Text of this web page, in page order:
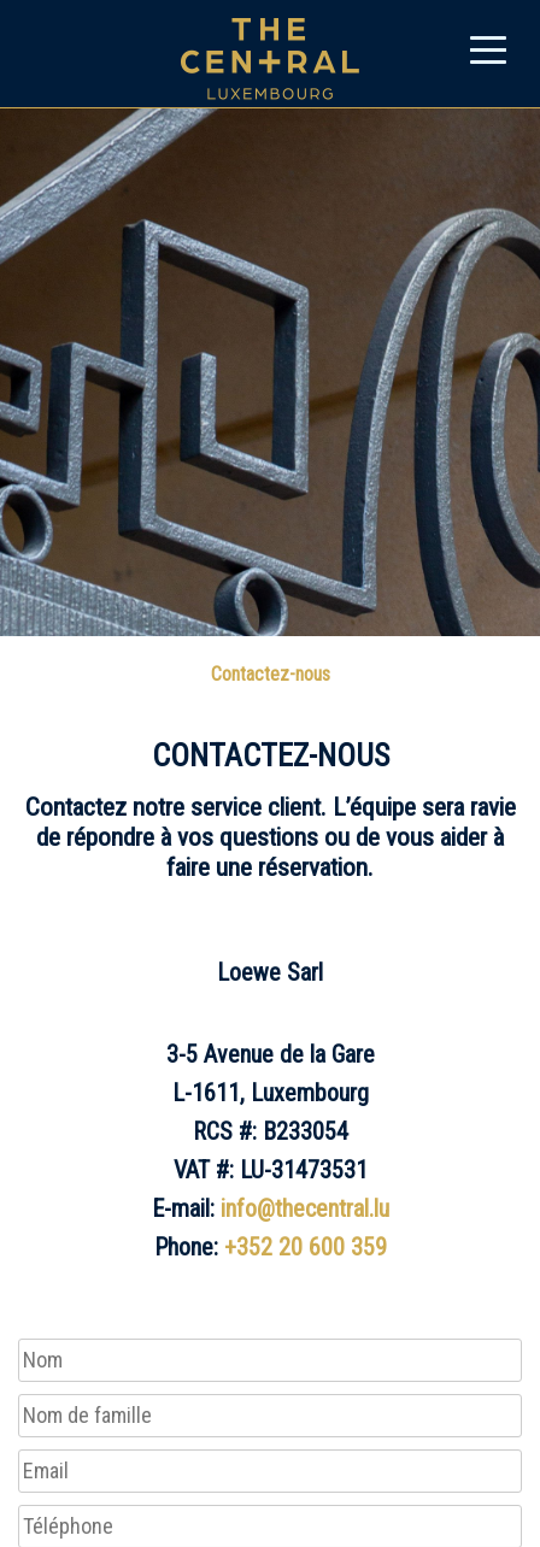
Contactez-nous
CONTACTEZ-NOUS
Contactez notre service client. L’équipe sera ravie
de répondre à vos questions ou de vous aider à
faire une réservation.
Loewe Sarl
3-5 Avenue de la Gare
L-1611, Luxembourg
RCS #: B233054
VAT #: LU-31473531
E-mail: info@thecentral.lu
Phone: +352 20 600 359